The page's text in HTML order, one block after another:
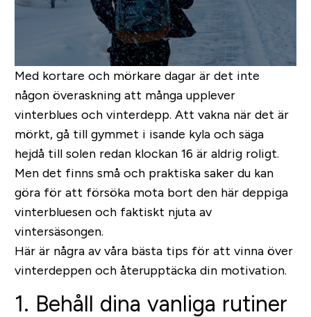
Med kortare och mörkare dagar är det inte
någon överaskning att många upplever
vinterblues och vinterdepp. Att vakna när det är
mörkt, gå till gymmet i isande kyla och säga
hejdå till solen redan klockan 16 är aldrig roligt.
Men det finns små och praktiska saker du kan
göra för att försöka mota bort den här deppiga
vinterbluesen och faktiskt njuta av
vintersäsongen.
Här är några av våra bästa tips för att vinna över
vinterdeppen och återupptäcka din motivation.
1. Behåll dina vanliga rutiner